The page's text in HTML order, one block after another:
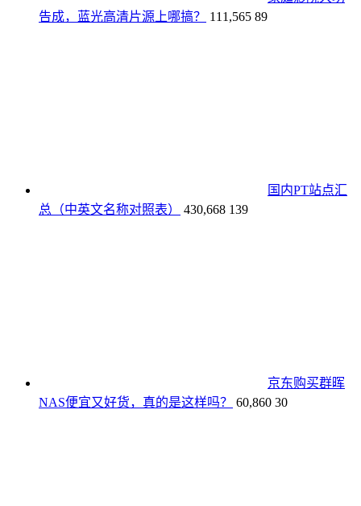
告成，蓝光高清片源上哪搞？
111,565 89
国内PT站点汇
总（中英文名称对照表）
430,668 139
京东购买群晖
NAS便宜又好货，真的是这样吗？
60,860 30